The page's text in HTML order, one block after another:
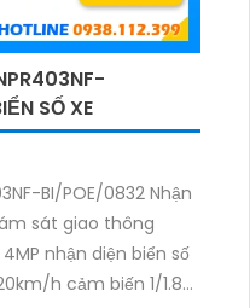
SỐ XE
BI/POE/0832 Nhận
sát giao thông
nhận diện biển số
h cảm biến 1/1.8